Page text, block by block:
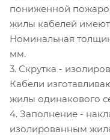
пониженной
жилы кабелей имеют
Номинальная
мм.
3. Скрутка -
Кабели
жилы одинакового
4. Заполнение -
изолированным